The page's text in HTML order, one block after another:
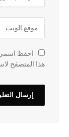
احفظ
هذا المتصفح